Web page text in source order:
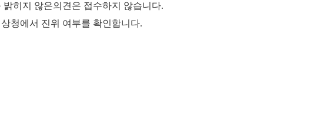
밝히지 않은의견은 접수하지 않습니다.
청에서 진위 여부를 확인합니다.